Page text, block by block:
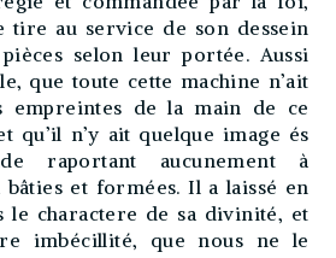
tire au service de son dessein
selon leur portée. Aussi
que toute cette machine n’ait
empreintes de la main de ce
qu’il n’y ait quelque image és
raportant aucunement à
et formées. Il a laissé en
le charactere de sa divinité, et
imbécillité, que nous ne le